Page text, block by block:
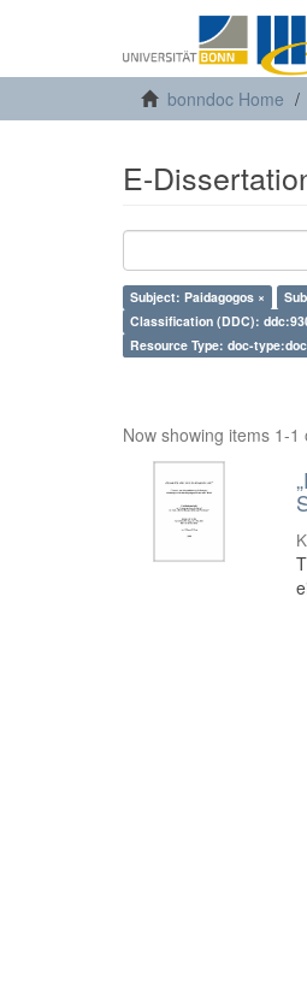
bonndoc Home
E-
Subject: Paidagogos ×
Classification (DDC):
Resource Type: doc-
Now showing items 1-1